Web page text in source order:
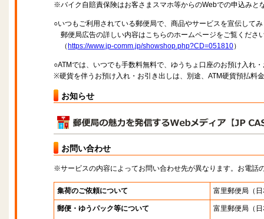
※バイク自賠責保険はお客さまスマホ等からのWebでの申込みと
○いつもご利用されている郵便局で、商品やサービスを宣伝して
郵便局広告の詳しい内容はこちらのホームページをご覧くださ
（ https://www.jp-comm.jp/showshop.php?CD=051810）
○ATMでは、いつでも手数料無料で、ゆうちょ口座のお預け入れ
※硬貨を伴うお預け入れ・お引き出しは、別途、ATM硬貨預払料
お知らせ
お問い合わせ
※サービスの内容によってお問い合わせ先が異なります。お電話
集荷のご依頼について 富里郵便局 （
郵便・ゆうパック等について 富里郵便局 （